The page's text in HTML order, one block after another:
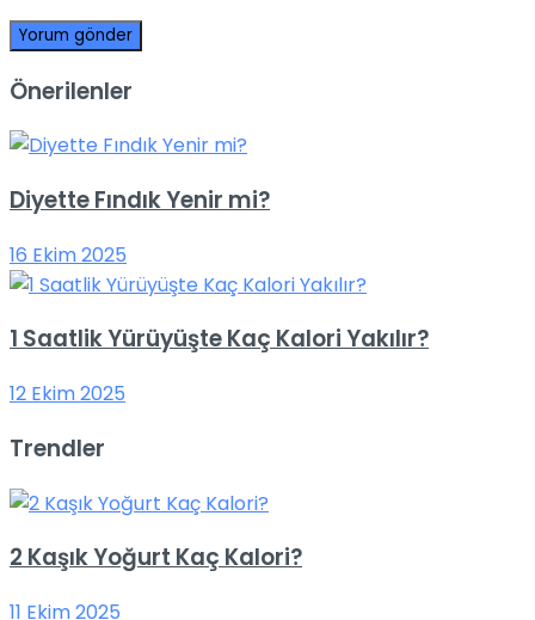
Önerilenler
Diyette Fındık Yenir mi?
16 Ekim 2025
1 Saatlik Yürüyüşte Kaç Kalori Yakılır?
12 Ekim 2025
Trendler
2 Kaşık Yoğurt Kaç Kalori?
11 Ekim 2025